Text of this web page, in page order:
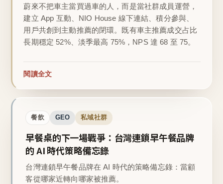
蔚來不把車主當買過車的人，而是當社群成員運營，
建立 App 互動、NIO House 線下連結、積分參與、
用戶共創到主動推薦的閉環。既有車主推薦成交占比
長期穩定 52%、淡季最高 75%，NPS 達 68 至 75。
閱讀全文
餐飲 GEO 私域社群
早餐桌的下一場戰爭：台灣連鎖早午餐品牌
的 AI 時代策略備忘錄
台灣連鎖早午餐品牌在 AI 時代的策略備忘錄：當顧
客從哪家近轉向哪家被推薦。